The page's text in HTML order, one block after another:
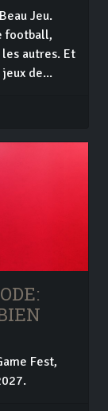
Jeu.
football,
autres. Et
de...
Fest,